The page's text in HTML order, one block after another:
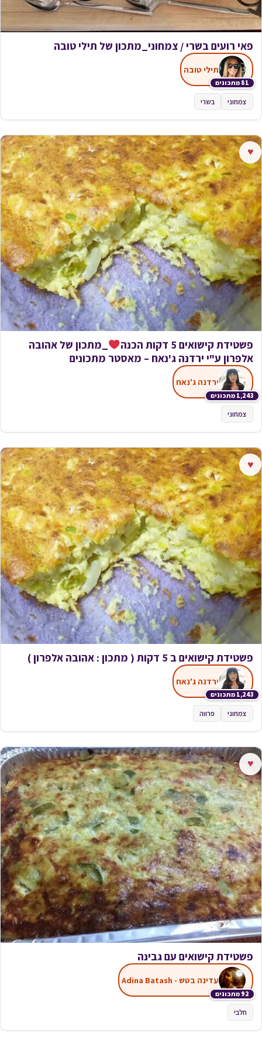
פאי רועים בשרי / צמחוני_מתכון של תילי טובה
81 מתכונים
תילי טובה
צמחוני בשרי
♥
פשטידת קישואים 5 דקות הכנה
_מתכון של אהובה
אלפרון ע"י ירדנה ג'נאח – מאסטר מתכונים
1,243 מתכונים
ירדנה ג'נאח
צמחוני
♥
פשטידת קישואים ב 5 דקות ( מתכון : אהובה אלפרון )
1,243 מתכונים
ירדנה ג'נאח
צמחוני פרווה
♥
פשטידת קישואים עם גבינה
92 מתכונים
עדינה בטש - Adina Batash
חלבי